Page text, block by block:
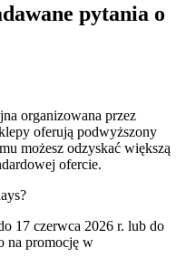
pytania o
organizowana przez
oferują podwyższony
możesz odzyskać większą
ofercie.
17 czerwca 2026 r. lub do
na promocję w